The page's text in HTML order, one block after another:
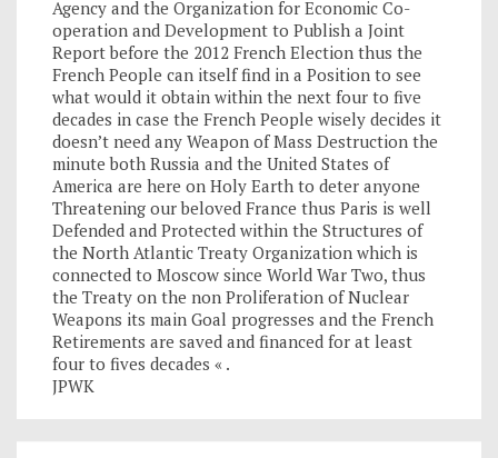
Agency and the Organization for Economic Co-
operation and Development to Publish a Joint
Report before the 2012 French Election thus the
French People can itself find in a Position to see
what would it obtain within the next four to five
decades in case the French People wisely decides it
doesn’t need any Weapon of Mass Destruction the
minute both Russia and the United States of
America are here on Holy Earth to deter anyone
Threatening our beloved France thus Paris is well
Defended and Protected within the Structures of
the North Atlantic Treaty Organization which is
connected to Moscow since World War Two, thus
the Treaty on the non Proliferation of Nuclear
Weapons its main Goal progresses and the French
Retirements are saved and financed for at least
four to fives decades « .
JPWK